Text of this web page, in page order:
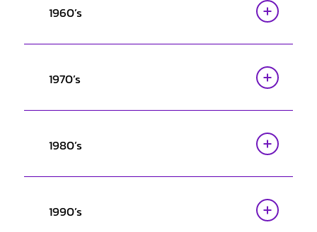
1960’s
1970’s
1980’s
1990’s